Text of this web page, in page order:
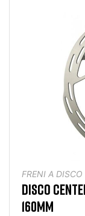
FRENI A DISCO
DISCO
160MM